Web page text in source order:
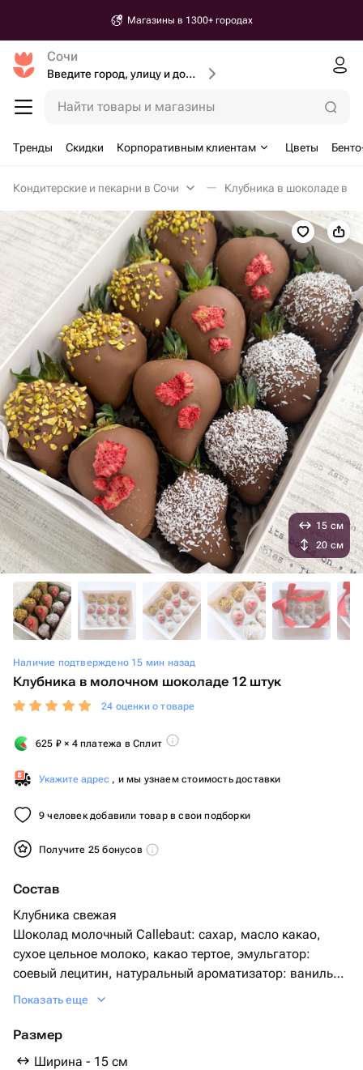
Магазины в 1300+ городах
Сочи
Введите город, улицу и дом доставки
Найти товары и магазины
Тренды Скидки Корпоративным клиентам Цветы
Кондитерские и пекарни в Сочи Клубника в шоколаде в
Наличие подтверждено 15 мин назад
Клубника в молочном шоколаде 12 штук
24 оценки о товаре
625 ₽ × 4 платежа в Сплит
Укажите адрес , и мы узнаем стоимость доставки
9 человек добавили товар в свои подборки
Получите 25 бонусов
Состав
Клубника свежая
Шоколад молочный Callebaut: сахар, масло какао,
сухое цельное молоко, какао тертое, эмульгатор:
cоевый лецитин, натуральный ароматизатор: ваниль
Малина сублимированная
Кокосовая стружка
Показать еще
Размер
Ширина - 15 см
15 см
20 см